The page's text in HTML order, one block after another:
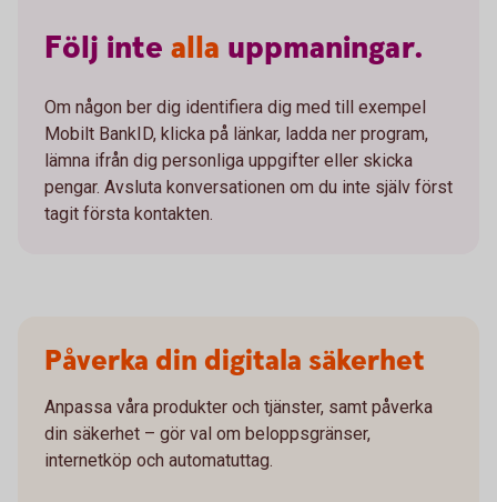
Följ inte alla uppmaningar.
Om någon ber dig identifiera dig med till exempel
Mobilt BankID, klicka på länkar, ladda ner program,
lämna ifrån dig personliga uppgifter eller skicka
pengar. Avsluta konversationen om du inte själv först
tagit första kontakten.
Påverka din digitala säkerhet
Anpassa våra produkter och tjänster, samt påverka
din säkerhet – gör val om beloppsgränser,
internetköp och automatuttag.